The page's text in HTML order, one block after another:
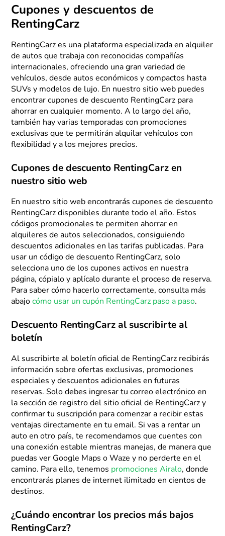
Cupones y descuentos de
RentingCarz
RentingCarz es una plataforma especializada en alquiler
de autos que trabaja con reconocidas compañías
internacionales, ofreciendo una gran variedad de
vehículos, desde autos económicos y compactos hasta
SUVs y modelos de lujo. En nuestro sitio web puedes
encontrar cupones de descuento RentingCarz para
ahorrar en cualquier momento. A lo largo del año,
también hay varias temporadas con promociones
exclusivas que te permitirán alquilar vehículos con
flexibilidad y a los mejores precios.
Cupones de descuento RentingCarz en
nuestro sitio web
En nuestro sitio web encontrarás cupones de descuento
RentingCarz disponibles durante todo el año. Estos
códigos promocionales te permiten ahorrar en
alquileres de autos seleccionados, consiguiendo
descuentos adicionales en las tarifas publicadas. Para
usar un código de descuento RentingCarz, solo
selecciona uno de los cupones activos en nuestra
página, cópialo y aplícalo durante el proceso de reserva.
Para saber cómo hacerlo correctamente, consulta más
abajocómo usar un cupón RentingCarz paso a paso.
Descuento RentingCarz al suscribirte al
boletín
Al suscribirte al boletín oficial de RentingCarz recibirás
información sobre ofertas exclusivas, promociones
especiales y descuentos adicionales en futuras
reservas. Solo debes ingresar tu correo electrónico en
la sección de registro del sitio oficial de RentingCarz y
confirmar tu suscripción para comenzar a recibir estas
ventajas directamente en tu email. Si vas a rentar un
auto en otro país, te recomendamos que cuentes con
una conexión estable mientras manejas, de manera que
puedas ver Google Maps o Waze y no perderte en el
camino. Para ello, tenemos promociones Airalo, donde
encontrarás planes de internet ilimitado en cientos de
destinos.
¿Cuándo encontrar los precios más bajos
RentingCarz?